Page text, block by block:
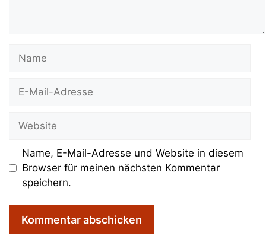
Mail-
Name, E-Mail-Adresse und Website in diesem
Browser für meinen nächsten Kommentar
speichern.